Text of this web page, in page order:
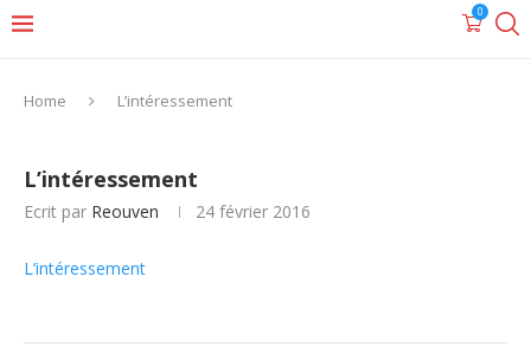
0
Home L’intéressement
L’intéressement
Ecrit par Reouven 24 février 2016
L’intéressement